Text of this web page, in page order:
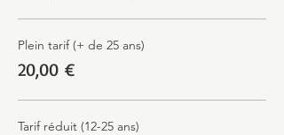
Plein tarif (+ de 25 ans)
20,00 €
Tarif réduit (12-25 ans)